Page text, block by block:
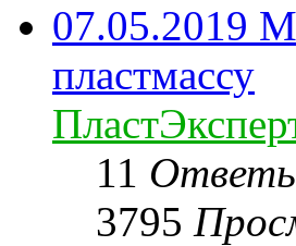
07.05.2019
пластмассу
11
3795